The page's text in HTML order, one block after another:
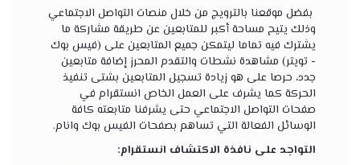
بفضل موقعنا بالترويج من خلال منصات التواصل الاجتماعي
وذلك يتيح مساحة أكبر للمتابعين عن طريقة مشاركة ما
يشترك فيه تماما ليتمكن جميع المتابعين على (فيس بوك
- تويتر) مشاهدة نشطات والتقدم المحرز إضافة متابعين
جدد، حرصا على هو زيادة تسجيل المتابعين بشتى تنفيذ
الحركة كما يشرف على العمل الخاص انستقرام في
صفحات التواصل الاجتماعي حتى يشرفنا متابعته كافة
الوسائل الفعالة التي تساهم بصفحات الفيس بوك وانام.
التواجد على نافذة الاكتشاف انستقرام: